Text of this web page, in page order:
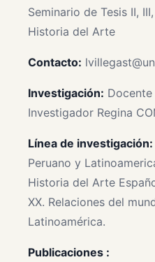
Seminario de Tesis II,
Historia del Arte
Contacto:
Investigación:
Investigador Regina
Línea de investigación:
Peruano y
Historia del Arte
XX. Relaciones del
Latinoamérica.
Publicaciones :